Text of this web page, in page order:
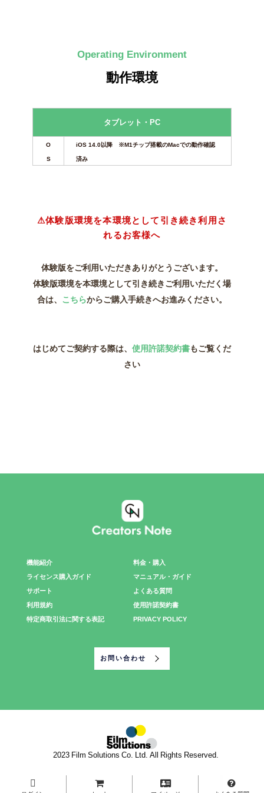
Operating Environment
動作環境
タブレット・PC
O
S
iOS 14.0以降 ※M1チップ搭載のMacでの動作確認
済み
⚠体験版環境を本環境として引き続き利用さ
れるお客様へ
体験版をご利用いただきありがとうございます。
体験版環境を本環境として引き続きご利用いただく場
合は、 こちらからご購入手続きへお進みください。
はじめてご契約する際は、 使用許諾契約書もご覧くだ
さい
機能紹介
ライセンス購入ガイド
サポート
利用規約
特定商取引法に関する表記
料金・購入
マニュアル・ガイド
よくある質問
使用許諾契約書
PRIVACY POLICY
お問い合わせ
©2023 Film Solutions Co. Ltd. All Rights Reserved.